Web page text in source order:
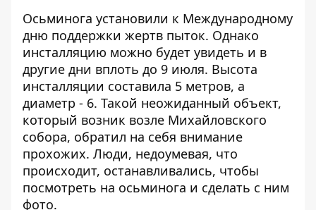
Осьминога установили к Международному
дню поддержки жертв пыток. Однако
инсталляцию можно будет увидеть и в
другие дни вплоть до 9 июля. Высота
инсталляции составила 5 метров, а
диаметр - 6. Такой неожиданный объект,
который возник возле Михайловского
собора, обратил на себя внимание
прохожих. Люди, недоумевая, что
происходит, останавливались, чтобы
посмотреть на осьминога и сделать с ним
фото.